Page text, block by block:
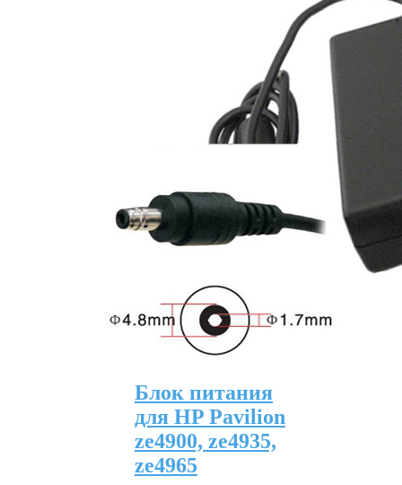
Блок питания
для HP Pavilion
ze4900, ze4935,
ze4965